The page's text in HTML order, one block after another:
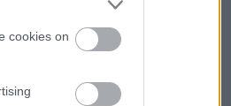
cookies on